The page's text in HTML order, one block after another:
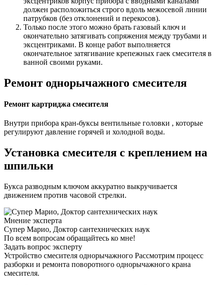
должен расположиться строго вдоль межосевой линии
патрубков (без отклонений и перекосов).
Только после этого можно брать газовый ключ и
окончательно затягивать сопряжения между трубами и
эксцентриками. В конце работ выполняется
окончательное затягивание крепежных гаек смесителя в
ванной своими руками.
Ремонт однорычажного смесителя
Ремонт картриджа смесителя
Внутри прибора кран-буксы вентильные головки , которые
регулируют давление горячей и холодной воды.
Установка смесителя с креплением на
шпильки
Букса разводным ключом аккуратно выкручивается
движением против часовой стрелки.
Мнение эксперта
Супер Марио, Доктор сантехнических наук
По всем вопросам обращайтесь ко мне!
Задать вопрос эксперту
Устройство смесителя однорычажного Рассмотрим процесс
разборки и ремонта поворотного однорычажного крана
смесителя.